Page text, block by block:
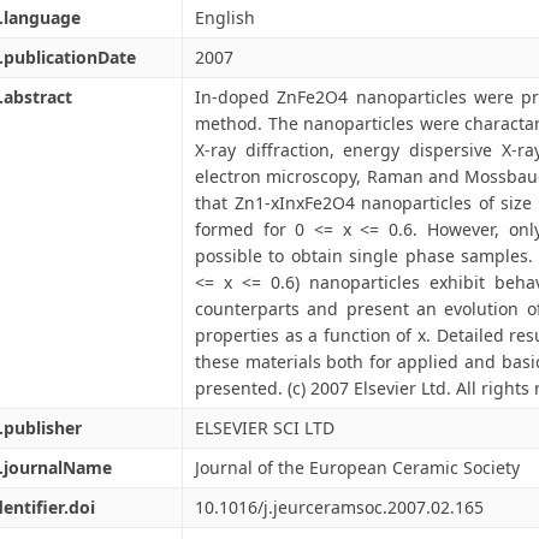
English
2007
In-doped ZnFe2O4 nanoparticles were
method. The nanoparticles were
X-ray diffraction, energy dispersive X-
electron microscopy, Raman and
that Zn1-xInxFe2O4 nanoparticles of
formed for 0 <= x <= 0.6. However,
possible to obtain single phase samples.
<= x <= 0.6) nanoparticles exhibit
counterparts and present an evolution
properties as a function of x. Detailed
these materials both for applied and
presented. (c) 2007 Elsevier Ltd. All rights
ELSEVIER SCI LTD
Journal of the European Ceramic Society
10.1016/j.jeurceramsoc.2007.02.165